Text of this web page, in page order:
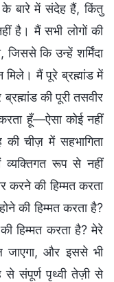
बारे में संदेह हैं, किंतु
है। मैं सभी लोगों की
कि उन्हें शर्मिंदा
मैं पूरे ब्रह्मांड में
की पूरी तसवीर
हूँ—ऐसा कोई नहीं
चीज़ में सहभागिता
रूप से नहीं
करने की हिम्मत करता
की हिम्मत करता है?
हिम्मत करता है? मेरे
जाएगा, और इससे भी
संपूर्ण पृथ्वी तेज़ी से